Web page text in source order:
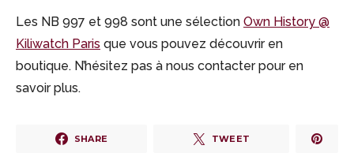
Les NB 997 et 998 sont une sélection Own History @
Kiliwatch Paris que vous pouvez découvrir en
boutique. N’hésitez pas à nous contacter pour en
savoir plus.
SHARE TWEET